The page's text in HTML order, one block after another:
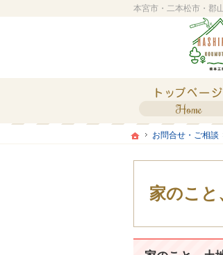
ホーム
お問合せ・ご相談
家のこ
ホーム
お問合せ・ご相談